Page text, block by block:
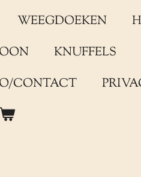
WEEGDOEKEN
KNUFFELS
CONTACT